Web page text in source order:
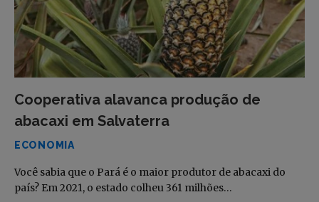
Cooperativa alavanca produção de
abacaxi em Salvaterra
ECONOMIA
Você sabia que o Pará é o maior produtor de abacaxi do
país? Em 2021, o estado colheu 361 milhões…